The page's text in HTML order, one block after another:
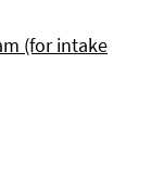
(for intake